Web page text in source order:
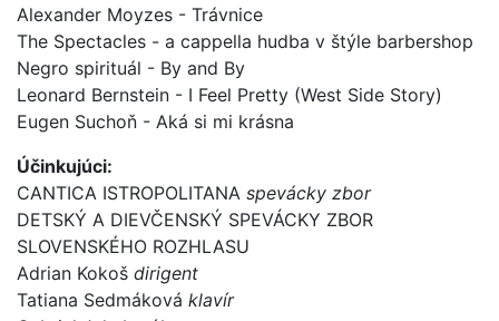
Alexander Moyzes - Trávnice
The Spectacles - a cappella hudba v štýle barbershop
Negro spirituál - By and By
Leonard Bernstein - I Feel Pretty (West Side Story)
Eugen Suchoň - Aká si mi krásna
Účinkujúci:
CANTICA ISTROPOLITANA spevácky zbor
DETSKÝ A DIEVČENSKÝ SPEVÁCKY ZBOR
SLOVENSKÉHO ROZHLASU
Adrian Kokoš dirigent
Tatiana Sedmáková klavír